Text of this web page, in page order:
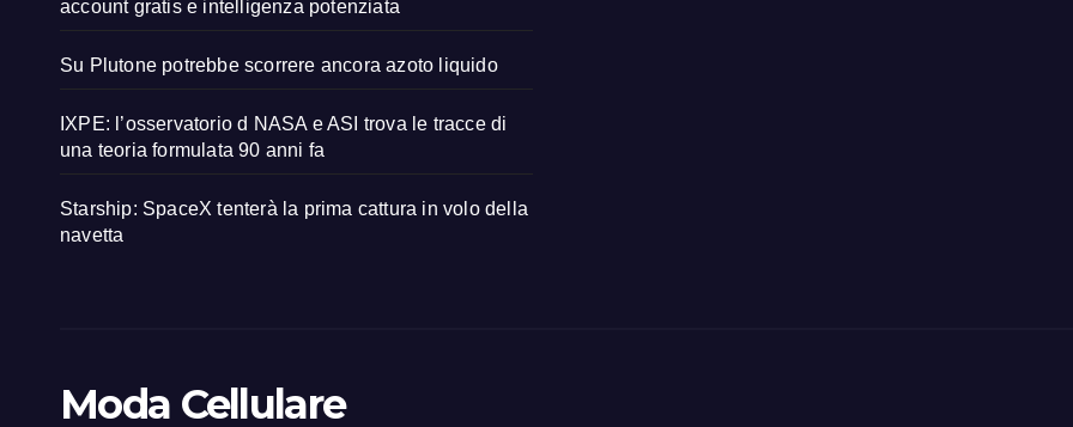
account gratis e intelligenza potenziata
Su Plutone potrebbe scorrere ancora azoto liquido
IXPE: l’osservatorio d NASA e ASI trova le tracce di
una teoria formulata 90 anni fa
Starship: SpaceX tenterà la prima cattura in volo della
navetta
Moda Cellulare